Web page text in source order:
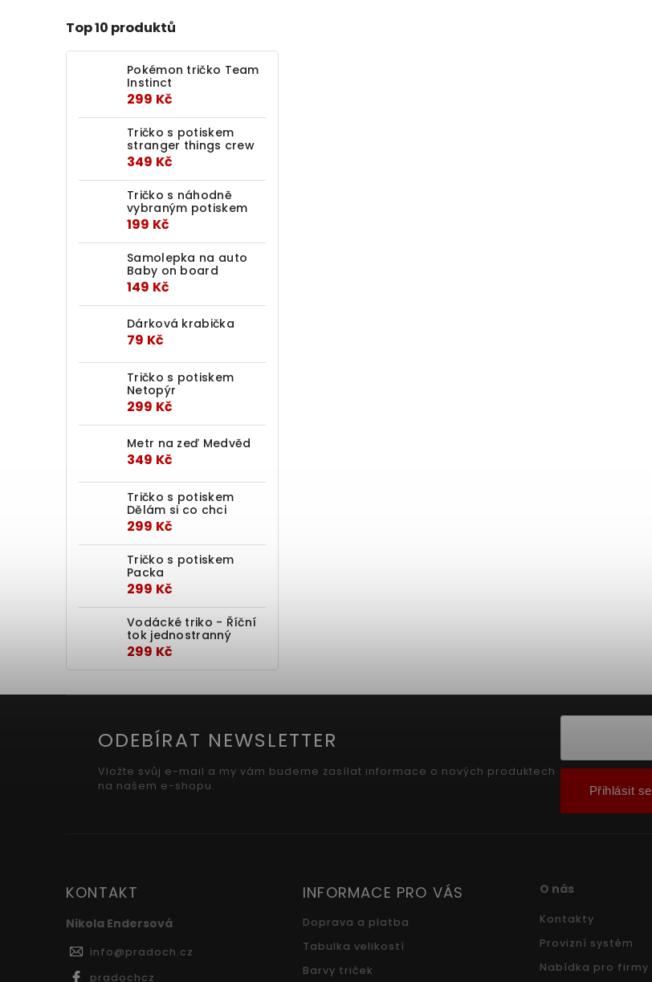
Top 10 produktů
Pokémon tričko Team
Instinct
299 Kč
Tričko s potiskem
stranger things crew
349 Kč
Tričko s náhodně
vybraným potiskem
199 Kč
Samolepka na auto
Baby on board
149 Kč
Dárková krabička
79 Kč
Tričko s potiskem
Netopýr
299 Kč
Metr na zeď Medvěd
349 Kč
Tričko s potiskem
Dělám si co chci
299 Kč
Tričko s potiskem
Packa
299 Kč
Vodácké triko - Říční
tok jednostranný
299 Kč
ODEBÍRAT NEWSLETTER
Vložte svůj e-mail a my vám budeme zasílat informace o nových produktech
na našem e-shopu.
Přihlásit se
KONTAKT
Nikola Endersová
info@pradoch.cz
pradochcz
INFORMACE PRO VÁS
Doprava a platba
Tabulka velikostí
Barvy triček
O nás
Kontakty
Provizní systém
Nabídka pro firmy